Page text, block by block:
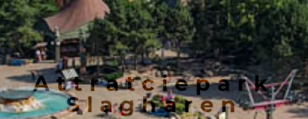
Attratciepark
Slagharen